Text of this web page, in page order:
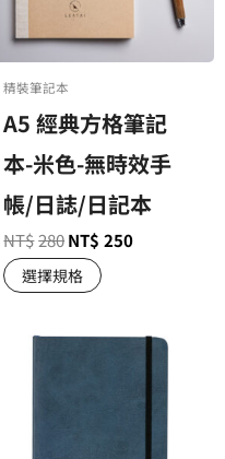
精裝筆記本
A5 經典方格筆記
本-米色-無時效手
帳/日誌/日記本
NT$280NT$ 250
選擇規格